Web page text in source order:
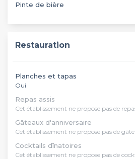
Pinte de bière
Restauration
Planches et tapas
Oui
Repas assis
Cet établissement ne propose pas de
Gâteaux d'anniversaire
Cet établissement ne propose pas de
Cocktails dînatoires
Cet établissement ne propose pas de